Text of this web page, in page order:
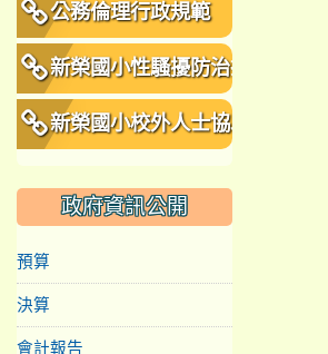
公務倫理行政規範
新榮國小性騷擾防治措
施、申訴及懲戒規範
新榮國小校外人士協助
政府資訊公開
預算
決算
會計報告